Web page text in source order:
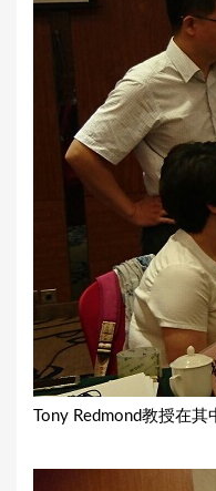
Tony Redmond教授在